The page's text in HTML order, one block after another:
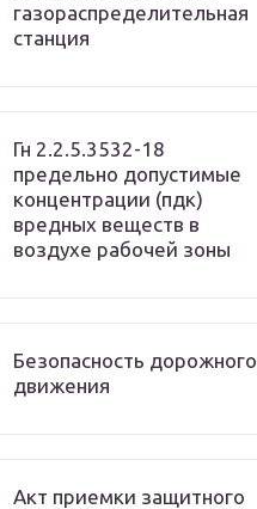
газораспределительная
станция
Гн 2.2.5.3532-18
предельно допустимые
концентрации (пдк)
вредных веществ в
воздухе рабочей зоны
Безопасность дорожного
движения
Акт приемки защитного